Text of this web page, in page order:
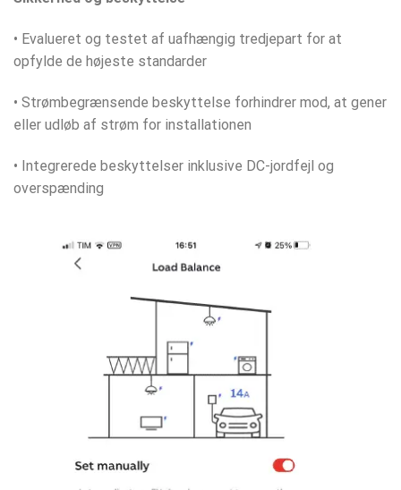
• Evalueret og testet af uafhængig tredjepart for at
opfylde de højeste standarder
• Strømbegrænsende beskyttelse forhindrer mod, at gener
eller udløb af strøm for installationen
• Integrerede beskyttelser inklusive DC-jordfejl og
overspænding